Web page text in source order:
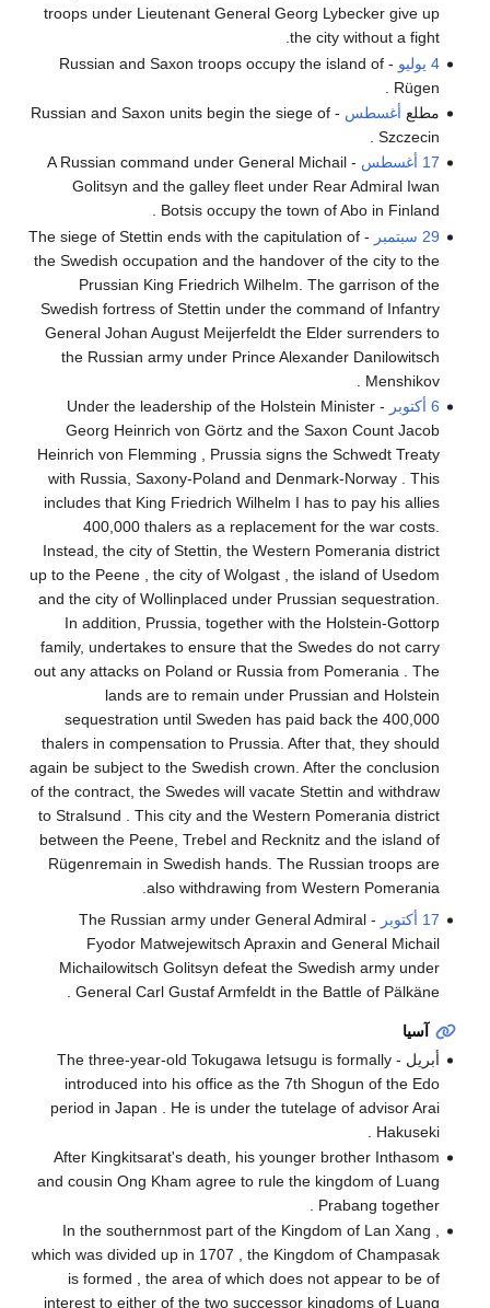
troops under Lieutenant General Georg Lybecker give up
the city without a fight.
4 يوليو
- Russian and Saxon troops occupy the island of
Rügen .
مطلع أغسطس
- Russian and Saxon units begin the siege of
Szczecin .
17 أغسطس
- A Russian command under General Michail
Golitsyn and the galley fleet under Rear Admiral Iwan
Botsis occupy the town of Abo in Finland .
29 سبتمبر
- The siege of Stettin ends with the capitulation of
the Swedish occupation and the handover of the city to the
Prussian King Friedrich Wilhelm. The garrison of the
Swedish fortress of Stettin under the command of Infantry
General Johan August Meijerfeldt the Elder surrenders to
the Russian army under Prince Alexander Danilowitsch
Menshikov .
6 أكتوبر
- Under the leadership of the Holstein Minister
Georg Heinrich von Görtz and the Saxon Count Jacob
Heinrich von Flemming , Prussia signs the Schwedt Treaty
with Russia, Saxony-Poland and Denmark-Norway . This
includes that King Friedrich Wilhelm I has to pay his allies
400,000 thalers as a replacement for the war costs.
Instead, the city of Stettin, the Western Pomerania district
up to the Peene , the city of Wolgast , the island of Usedom
and the city of Wollinplaced under Prussian sequestration.
In addition, Prussia, together with the Holstein-Gottorp
family, undertakes to ensure that the Swedes do not carry
out any attacks on Poland or Russia from Pomerania . The
lands are to remain under Prussian and Holstein
sequestration until Sweden has paid back the 400,000
thalers in compensation to Prussia. After that, they should
again be subject to the Swedish crown. After the conclusion
of the contract, the Swedes will vacate Stettin and withdraw
to Stralsund . This city and the Western Pomerania district
between the Peene, Trebel and Recknitz and the island of
Rügenremain in Swedish hands. The Russian troops are
also withdrawing from Western Pomerania.
17 أكتوبر
- The Russian army under General Admiral
Fyodor Matwejewitsch Apraxin and General Michail
Michailowitsch Golitsyn defeat the Swedish army under
General Carl Gustaf Armfeldt in the Battle of Pälkäne .
آسيا
أبريل - The three-year-old Tokugawa Ietsugu is formally
introduced into his office as the 7th Shogun of the Edo
period in Japan . He is under the tutelage of advisor Arai
Hakuseki .
After Kingkitsarat's death, his younger brother Inthasom
and cousin Ong Kham agree to rule the kingdom of Luang
Prabang together .
In the southernmost part of the Kingdom of Lan Xang ,
which was divided up in 1707 , the Kingdom of Champasak
is formed , the area of ​​which does not appear to be of
interest to either of the two successor kingdoms of Luang